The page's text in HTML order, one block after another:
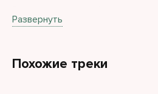
Но я не ведьмом из сорт, холод
Привыкаю быть один и никому не
Развернуть
Похожие треки